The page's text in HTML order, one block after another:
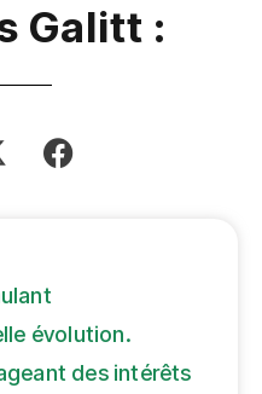
Galitt :
évolution.
des intérêts